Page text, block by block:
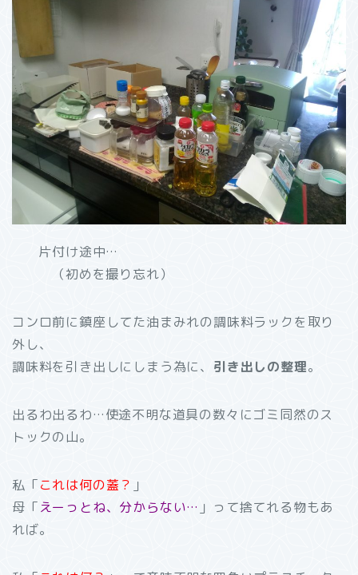
片付け途中…
（初めを撮り忘れ）
コンロ前に鎮座してた油まみれの調味料ラックを取り
外し、
調味料を引き出しにしまう為に、 引き出しの整理。
出るわ出るわ…使途不明な道具の数々にゴミ同然のス
トックの山。
私「これは何の蓋？ 」
母「えーっとね、分からない… 」って捨てれる物もあ
れば。